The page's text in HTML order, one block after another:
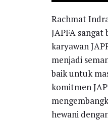
Rachmat
JAPFA
karyawan
menjadi
baik untuk
komitmen
hewani